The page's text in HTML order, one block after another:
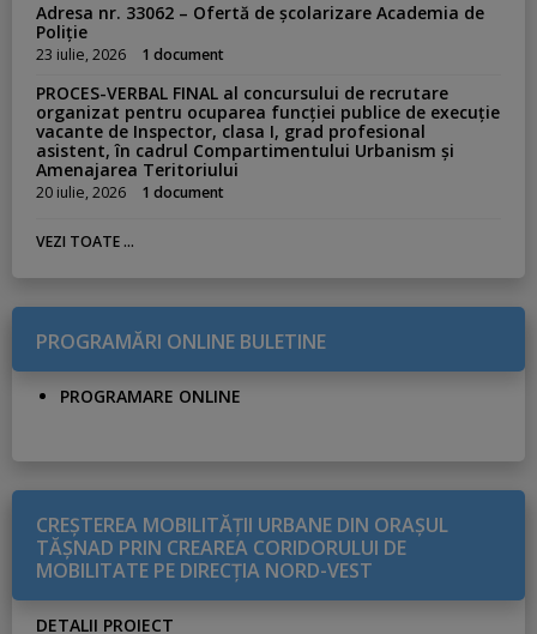
Adresa nr. 33062 – Ofertă de școlarizare Academia de
Poliție
23 iulie, 2026 1 document
PROCES-VERBAL FINAL al concursului de recrutare
organizat pentru ocuparea funcției publice de execuție
vacante de Inspector, clasa I, grad profesional
asistent, în cadrul Compartimentului Urbanism și
Amenajarea Teritoriului
20 iulie, 2026 1 document
VEZI TOATE ...
PROGRAMĂRI ONLINE BULETINE
PROGRAMARE ONLINE
CREŞTEREA MOBILITĂŢII URBANE DIN ORAŞUL
TĂŞNAD PRIN CREAREA CORIDORULUI DE
MOBILITATE PE DIRECŢIA NORD-VEST
DETALII PROIECT